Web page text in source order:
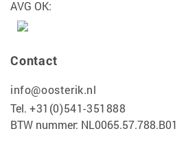
AVG OK:
Contact
info@oosterik.nl
Tel. +31(0)541-351888
BTW nummer: NL0065.57.788.B01